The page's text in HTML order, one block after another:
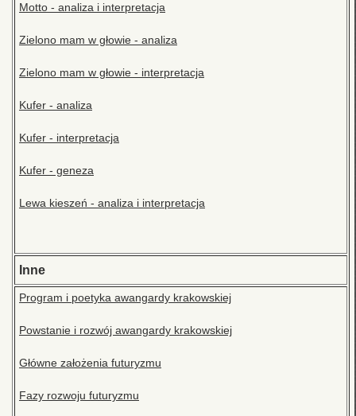
Motto - analiza i interpretacja
Zielono mam w głowie - analiza
Zielono mam w głowie - interpretacja
Kufer - analiza
Kufer - interpretacja
Kufer - geneza
Lewa kieszeń - analiza i interpretacja
Inne
Program i poetyka awangardy krakowskiej
Powstanie i rozwój awangardy krakowskiej
Główne założenia futuryzmu
Fazy rozwoju futuryzmu